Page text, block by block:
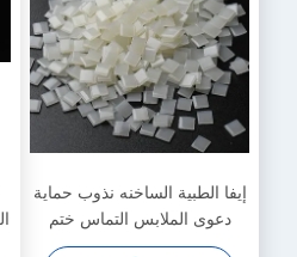
إيفا الطبية الساخنه نذوب حماية
دعوى الملابس التماس ختم
الشريط الغراء